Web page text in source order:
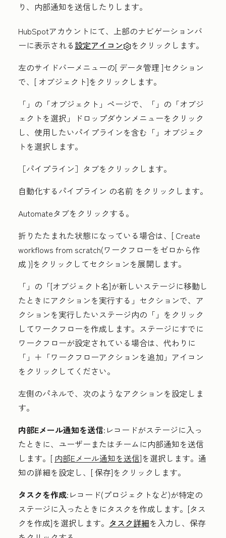
り、内部通知を送信したりします。
HubSpotアカウントにて、上部のナビゲーションバ
ーに表示される設定アイコン
をクリックします。
左のサイドバーメニューの[ データ管理 ]セクション
で、[ オブジェクト]をクリックします。
「 」の「オブジェクト」 ページで、「 」の「オブジ
ェクトを選択」
ドロップダウンメニューをクリック
し、使用したいパイプラインを含む「 」オブジェク
トを選択します。
［パイプライン］ タブをクリックします。
自動化するパイプライン の名前 をクリックします。
Automateタブをクリックする。
折りたたまれた状態になっている場合は、[ Create
workflows from scratch(ワークフローをゼロから作
成 )]をクリックしてセクションを展開します。
「 」の「[オブジェクト名]が新しいステージに移動し
たときにアクションを実行する」 セクションで、ア
クションを実行したいステージ内の「 」 をクリック
してワークフローを作成します。ステージにすでに
ワークフローが設定されている場合は、代わりに
「 」＋「ワークフローアクションを追加」アイコン
をクリックしてください。
左側のパネルで、次のようなアクションを設定しま
す。
内部Eメール通知を送信:レコードがステージに入っ
たときに、ユーザーまたはチームに内部通知を送信
します。[ 内部Eメール通知を送信]を選択します。通
知の詳細を設定し、[保存]をクリックします。
タスクを作成:レコード(プロジェクトなど)が特定の
ステージに入ったときにタスクを作成します。 [タス
クを作成]を選択します。 タスク詳細を入力し、 保存